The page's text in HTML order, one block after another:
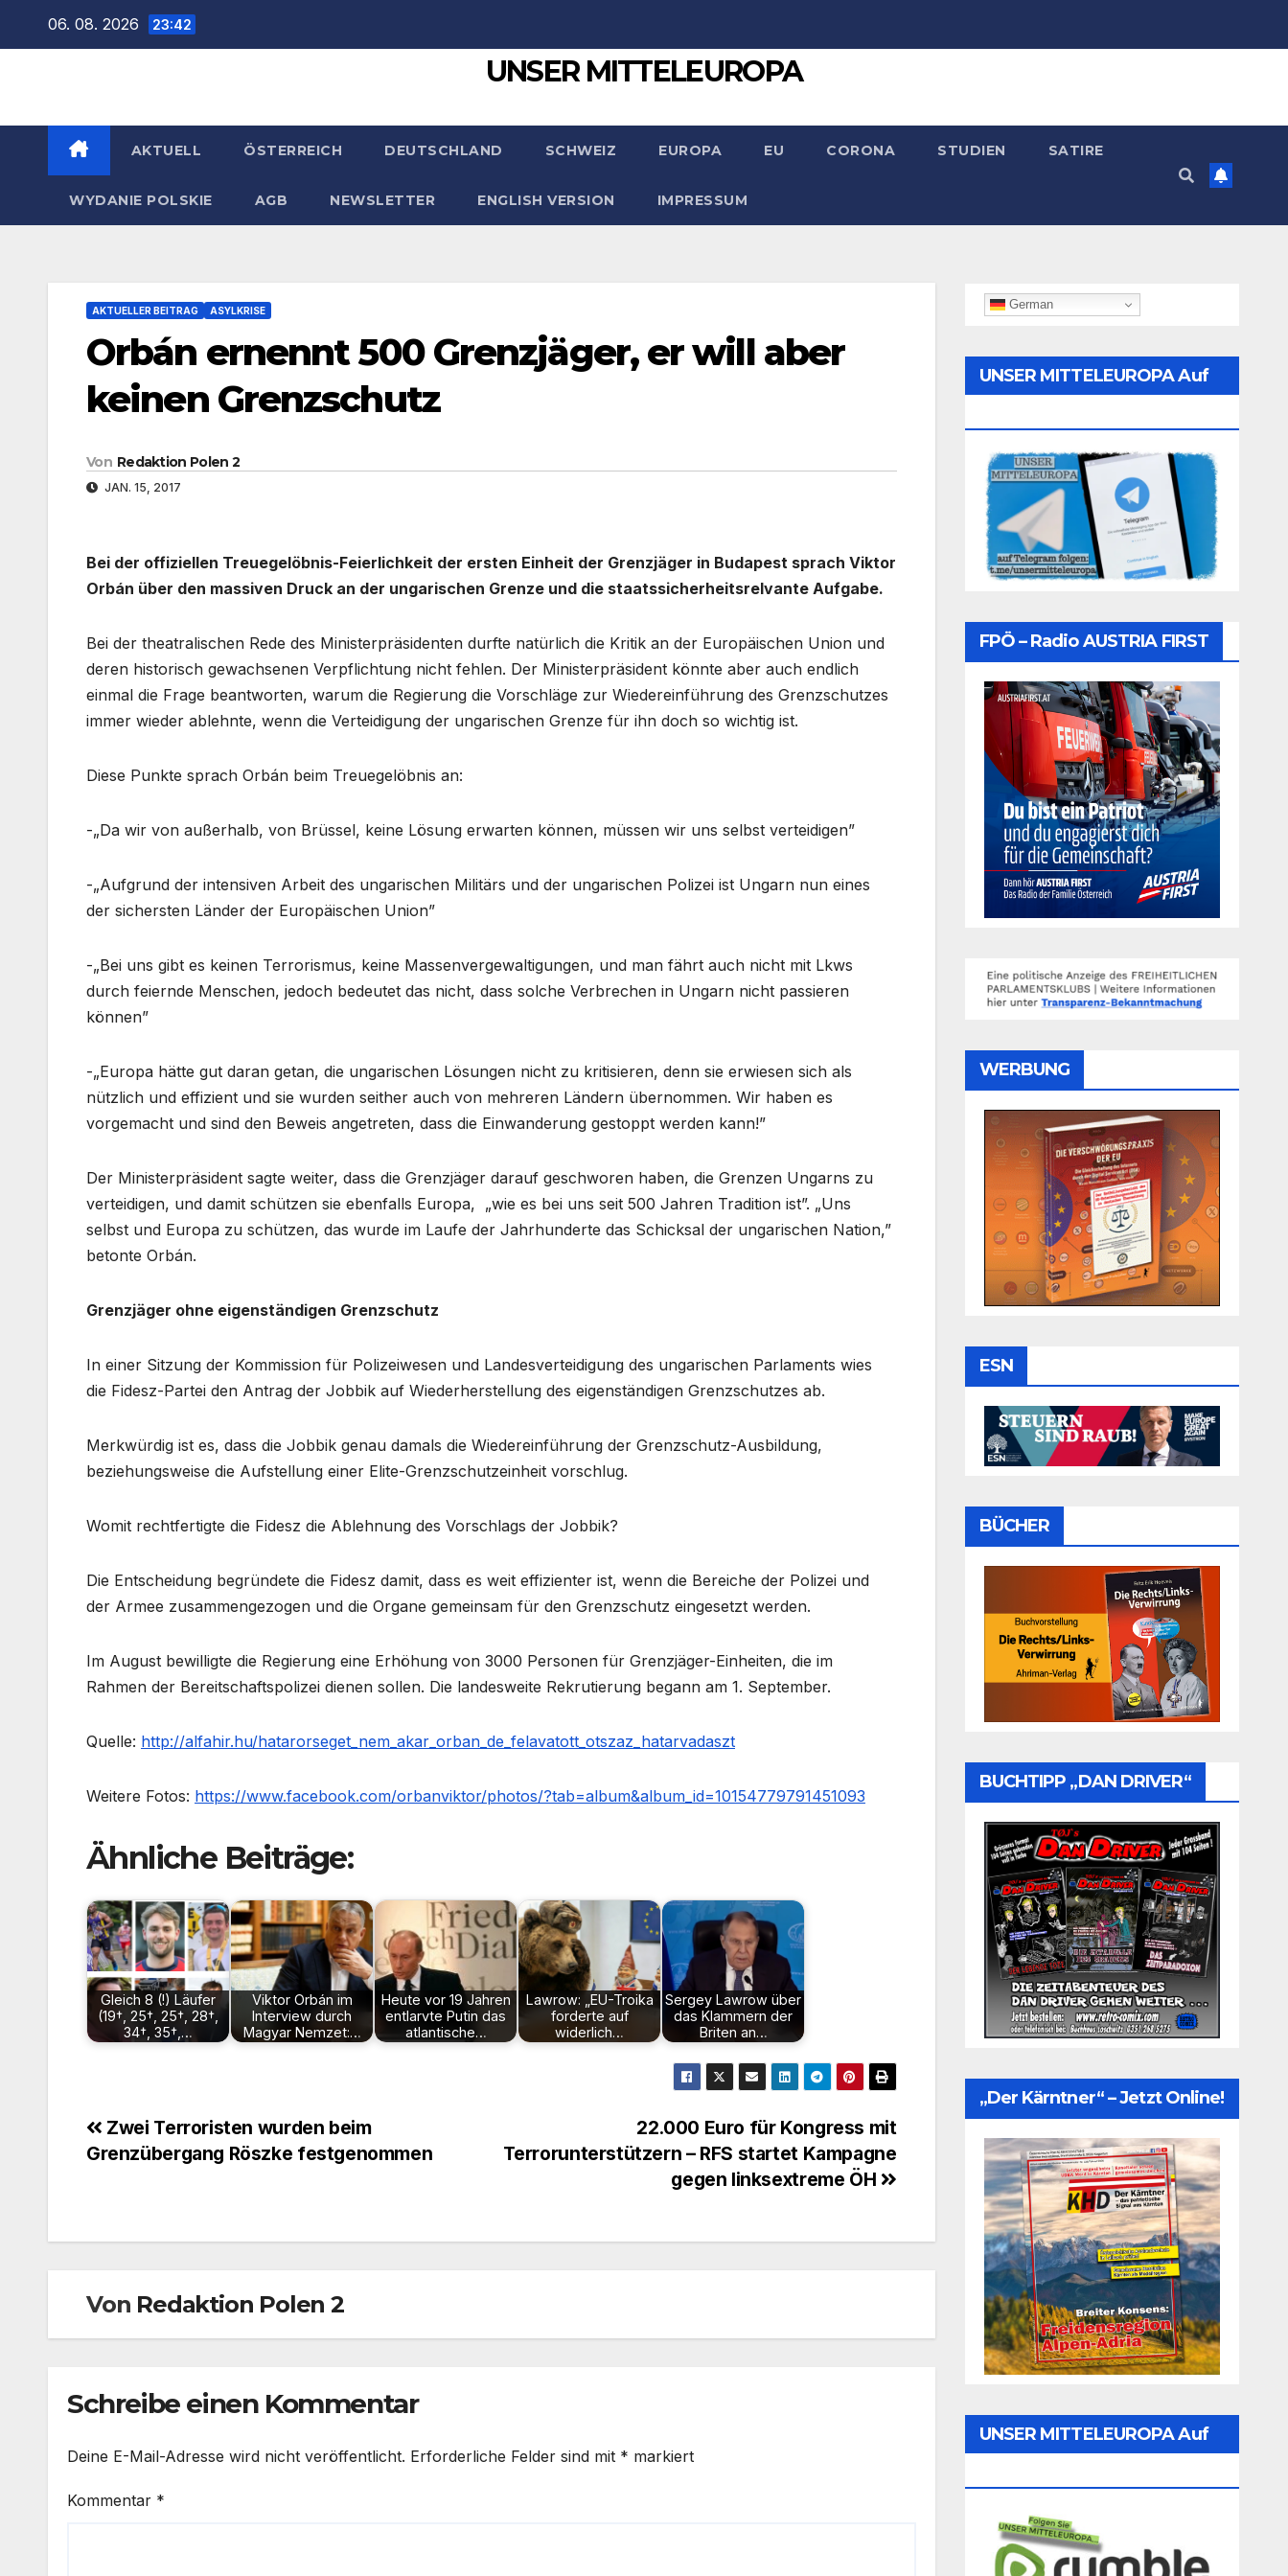
06. 08. 2026 23:42
UNSER MITTELEUROPA
AKTUELL ÖSTERREICH DEUTSCHLAND SCHWEIZ EUROPA EU CORONA STUDIEN SATIRE
WYDANIE POLSKIE AGB NEWSLETTER ENGLISH VERSION IMPRESSUM
AKTUELLER BEITRAG ASYLKRISE
Orbán ernennt 500 Grenzjäger, er will aber
keinen Grenzschutz
Von Redaktion Polen 2
JAN. 15, 2017
Bei der offiziellen Treuegelöbnis-Feierlichkeit der ersten Einheit der Grenzjäger in Budapest sprach Viktor
Orbán über den massiven Druck an der ungarischen Grenze und die staatssicherheitsrelvante Aufgabe.
Bei der theatralischen Rede des Ministerpräsidenten durfte natürlich die Kritik an der Europäischen Union und
deren historisch gewachsenen Verpflichtung nicht fehlen. Der Ministerpräsident könnte aber auch endlich
einmal die Frage beantworten, warum die Regierung die Vorschläge zur Wiedereinführung des Grenzschutzes
immer wieder ablehnte, wenn die Verteidigung der ungarischen Grenze für ihn doch so wichtig ist.
Diese Punkte sprach Orbán beim Treuegelöbnis an:
-„Da wir von außerhalb, von Brüssel, keine Lösung erwarten können, müssen wir uns selbst verteidigen”
-„Aufgrund der intensiven Arbeit des ungarischen Militärs und der ungarischen Polizei ist Ungarn nun eines
der sichersten Länder der Europäischen Union”
-„Bei uns gibt es keinen Terrorismus, keine Massenvergewaltigungen, und man fährt auch nicht mit Lkws
durch feiernde Menschen, jedoch bedeutet das nicht, dass solche Verbrechen in Ungarn nicht passieren
können”
-„Europa hätte gut daran getan, die ungarischen Lösungen nicht zu kritisieren, denn sie erwiesen sich als
nützlich und effizient und sie wurden seither auch von mehreren Ländern übernommen. Wir haben es
vorgemacht und sind den Beweis angetreten, dass die Einwanderung gestoppt werden kann!”
Der Ministerpräsident sagte weiter, dass die Grenzjäger darauf geschworen haben, die Grenzen Ungarns zu
verteidigen, und damit schützen sie ebenfalls Europa, „wie es bei uns seit 500 Jahren Tradition ist”. „Uns
selbst und Europa zu schützen, das wurde im Laufe der Jahrhunderte das Schicksal der ungarischen Nation,”
betonte Orbán.
Grenzjäger ohne eigenständigen Grenzschutz
In einer Sitzung der Kommission für Polizeiwesen und Landesverteidigung des ungarischen Parlaments wies
die Fidesz-Partei den Antrag der Jobbik auf Wiederherstellung des eigenständigen Grenzschutzes ab.
Merkwürdig ist es, dass die Jobbik genau damals die Wiedereinführung der Grenzschutz-Ausbildung,
beziehungsweise die Aufstellung einer Elite-Grenzschutzeinheit vorschlug.
Womit rechtfertigte die Fidesz die Ablehnung des Vorschlags der Jobbik?
Die Entscheidung begründete die Fidesz damit, dass es weit effizienter ist, wenn die Bereiche der Polizei und
der Armee zusammengezogen und die Organe gemeinsam für den Grenzschutz eingesetzt werden.
Im August bewilligte die Regierung eine Erhöhung von 3000 Personen für Grenzjäger-Einheiten, die im
Rahmen der Bereitschaftspolizei dienen sollen. Die landesweite Rekrutierung begann am 1. September.
Quelle: http://alfahir.hu/hatarorseget_nem_akar_orban_de_felavatott_otszaz_hatarvadaszt
Weitere Fotos: https://www.facebook.com/orbanviktor/photos/?tab=album&album_id=10154779791451093
Ähnliche Beiträge:
Gleich 8 (!) Läufer
(19†, 25†, 25†, 28†,
34†, 35†,…
Viktor Orbán im
Interview durch
Magyar Nemzet:…
Heute vor 19 Jahren
entlarvte Putin das
atlantische…
Lawrow: „EU-Troika
forderte auf
widerlich…
Sergey Lawrow über
das Klammern der
Briten an…
Beitragsnavigation
22.000 Euro für Kongress mit
Terrorunterstützern – RFS startet Kampagne
gegen linksextreme ÖH
Zwei Terroristen wurden beim
Grenzübergang Röszke festgenommen
Von Redaktion Polen 2
Schreibe einen Kommentar
Deine E-Mail-Adresse wird nicht veröffentlicht. Erforderliche Felder sind mit * markiert
Kommentar *
German
UNSER MITTELEUROPA Auf
FPÖ – Radio AUSTRIA FIRST
WERBUNG
ESN
BÜCHER
BUCHTIPP „DAN DRIVER“
„Der Kärntner“ – Jetzt Online!
UNSER MITTELEUROPA Auf